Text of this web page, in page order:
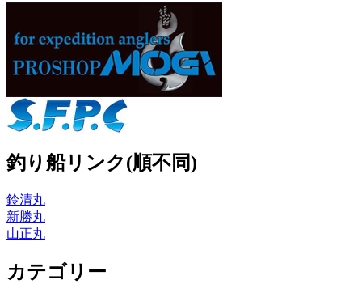
釣り船リンク(順不同)
鈴清丸
新勝丸
山正丸
カテゴリー